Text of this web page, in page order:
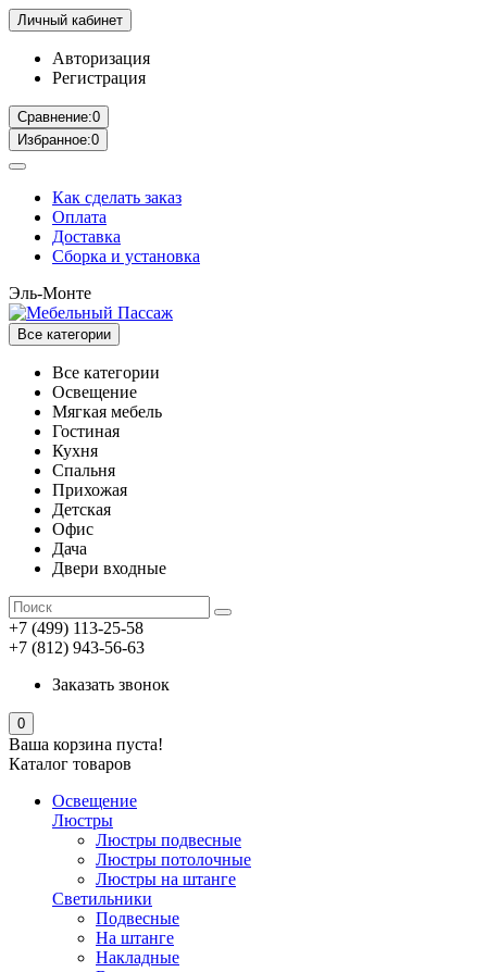
Личный кабинет
Авторизация
Регистрация
Сравнение:0
Избранное:0
Как сделать заказ
Оплата
Доставка
Сборка и установка
Эль-Монте
Все категории
Все категории
Освещение
Мягкая мебель
Гостиная
Кухня
Спальня
Прихожая
Детская
Офис
Дача
Двери входные
+7 (499) 113-25-58
+7 (812) 943-56-63
Заказать звонок
0
Ваша корзина пуста!
Каталог товаров
Освещение
Люстры
Люстры подвесные
Люстры потолочные
Люстры на штанге
Светильники
Подвесные
На штанге
Накладные